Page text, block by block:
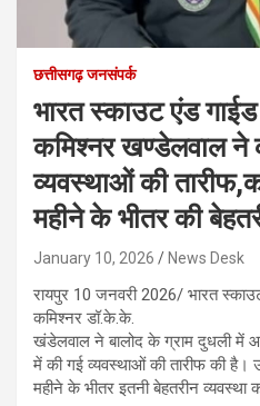
छत्तीसगढ़ जनसंपर्क
भारत स्काउट एंड
कमिश्नर खण्डेलवाल ने
व्यवस्थाओं की
महीने के भीतर की
January 10, 2026 News Desk
रायपुर 10 जनवरी 2026/ भारत
कमिश्नर डॉ.के.के.
खंडेलवाल ने बालोद के ग्राम दुधली में
में की गई व्यवस्थाओं की तारीफ की है।
महीने के भीतर इतनी बेहतरीन